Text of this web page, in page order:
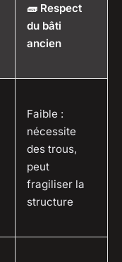
🧱 Respect
du bâti
ancien
Faible :
nécessite
des trous,
peut
fragiliser la
structure